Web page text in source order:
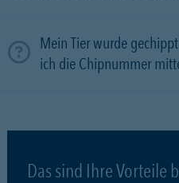
Mein Tier wurde
ich die Chipnummer
Das sind Ihre Vorteile